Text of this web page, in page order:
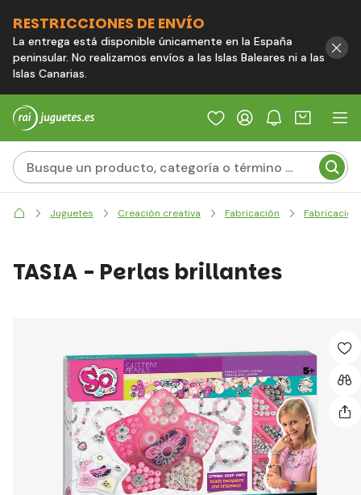
RESTRICCIONES DE ENVÍO
La entrega está disponible únicamente en la España
peninsular. No realizamos envíos a las Islas Baleares ni a las
Islas Canarias.
Juguetes Creación creativa Fabricación
TASIA - Perlas brillantes